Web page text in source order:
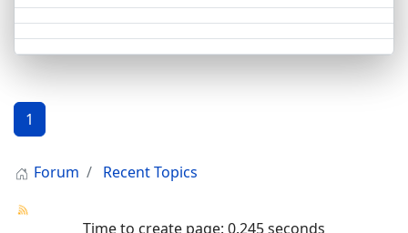
1
Forum Recent Topics
Time to create page: 0.245 seconds